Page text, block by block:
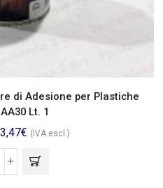
di Adesione per Plastiche
Lt. 1
€ (IVA escl.)